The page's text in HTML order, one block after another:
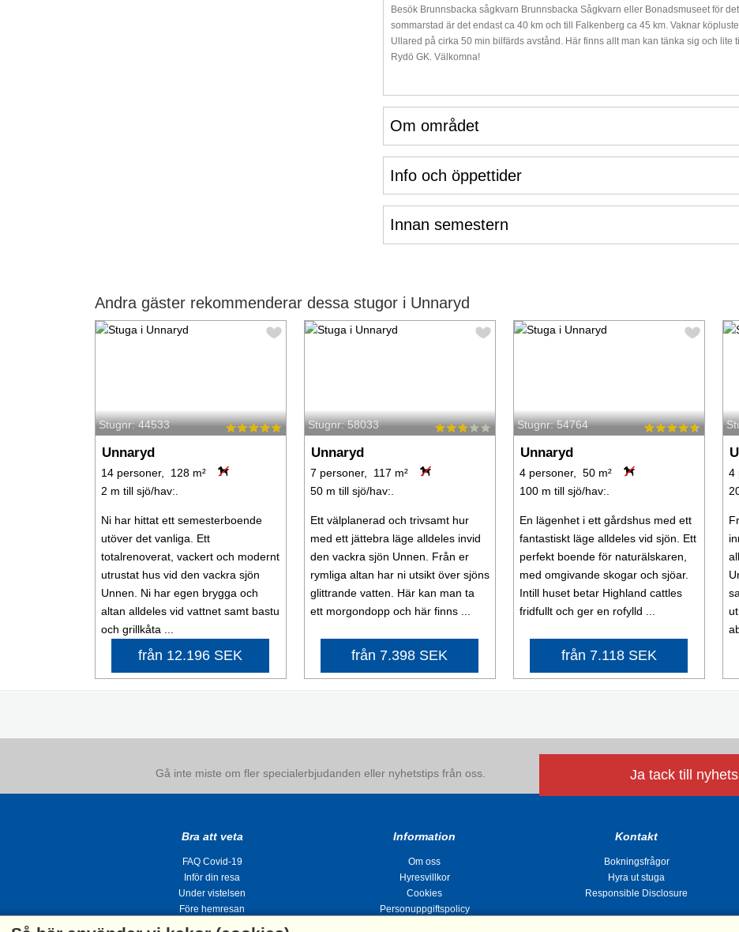
Besök Brunnsbacka sågkvarn Brunnsbacka Sågkvarn eller Bonadsmuseet för
sommarstad är det endast ca 40 km och till Falkenberg ca 45 km. Vaknar
Ullared på cirka 50 min bilfärds avstånd. Här finns allt man kan tänka sig och
Rydö GK. Välkomna!
Om området
Info och öppettider
Innan semestern
Andra gäster rekommenderar dessa stugor i Unnaryd
Stugnr: 44533
Unnaryd
14 personer, 128 m²
2 m till sjö/hav:.
Ni har hittat ett semesterboende
utöver det vanliga. Ett
totalrenoverat, vackert och modernt
utrustat hus vid den vackra sjön
Unnen. Ni har egen brygga och
altan alldeles vid vattnet samt bastu
och grillkåta ...
från 12.196 SEK
Stugnr: 58033
Unnaryd
7 personer, 117 m²
50 m till sjö/hav:.
Ett välplanerad och trivsamt hur
med ett jättebra läge alldeles invid
den vackra sjön Unnen. Från er
rymliga altan har ni utsikt över sjöns
glittrande vatten. Här kan man ta
ett morgondopp och här finns ...
från 7.398 SEK
Stugnr: 54764
Unnaryd
4 personer, 50 m²
100 m till sjö/hav:.
En lägenhet i ett gårdshus med ett
fantastiskt läge alldeles vid sjön. Ett
perfekt boende för naturälskaren,
med omgivande skogar och sjöar.
Intill huset betar Highland cattles
fridfullt och ger en rofylld ...
från 7.118 SEK
4
Gå inte miste om fler specialerbjudanden eller nyhetstips från oss. Ja tack till
Bra att veta
FAQ Covid-19
Inför din resa
Under vistelsen
Före hemresan
Information
Om oss
Hyresvillkor
Cookies
Personuppgiftspolicy
Kontakt
Bokningsfrågor
Hyra ut stuga
Responsible Disclosure